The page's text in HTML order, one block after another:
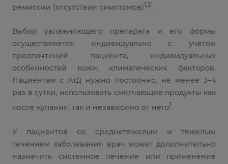
ремиссии (отсутствия симптомов)1,2.
Выбор увлажняющего препарата и его формы
осуществляется индивидуально с учетом
предпочтений пациента, индивидуальных
особенностей кожи, климатических факторов.
Пациентам с АтД нужно постоянно, не менее 3–4
раз в сутки, использовать смягчающие продукты как
после купания, так и независимо от него1 .
У пациентов со среднетяжелым и тяжелым
течением заболевания врач может дополнительно
назначить системное лечение или применение